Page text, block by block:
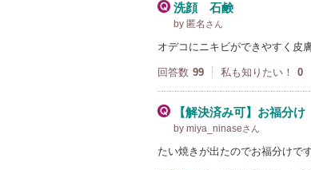
洗顔 石鹸
by 匿名 さん
オデコにニキビができやすく皮
回答数 99 私も知りたい！ 0
【解決済み可】お福分け
by miya_ninaseさん
たい焼きが出たのでお福分けで